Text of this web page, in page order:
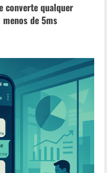
converte qualquer
de 5ms